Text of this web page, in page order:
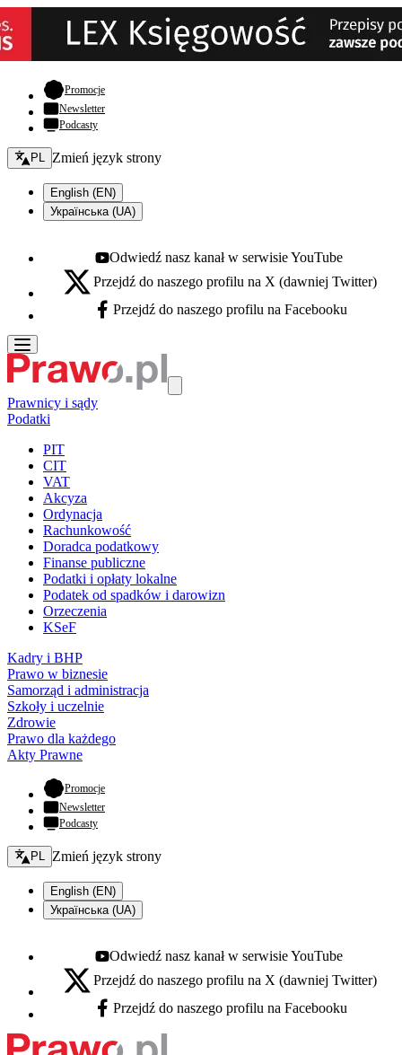
Promocje- otwiera się w nowej karcie
Newsletter
Podcasty
Zmień język - bieżący:
PL Zmień język strony
English (EN)
Українська (UA)
Youtube - otwiera się w nowej karcie
Odwiedź nasz kanał w serwisie YouTube
X - otwiera się w nowej karcie
Przejdź do naszego profilu na X (dawniej Twitter)
Facebook - otwiera się w nowej karcie
Przejdź do naszego profilu na Facebooku
Prawnicy i sądy
Podatki
PIT
CIT
VAT
Akcyza
Ordynacja
Rachunkowość
Doradca podatkowy
Finanse publiczne
Podatki i opłaty lokalne
Podatek od spadków i darowizn
Orzeczenia
KSeF
Kadry i BHP
Prawo w biznesie
Samorząd i administracja
Szkoły i uczelnie
Zdrowie
Prawo dla każdego
Akty Prawne
Promocje- otwiera się w nowej karcie
Newsletter
Podcasty
Zmień język - bieżący:
PL Zmień język strony
English (EN)
Українська (UA)
Youtube - otwiera się w nowej karcie
Odwiedź nasz kanał w serwisie YouTube
X - otwiera się w nowej karcie
Przejdź do naszego profilu na X (dawniej Twitter)
Facebook - otwiera się w nowej karcie
Przejdź do naszego profilu na Facebooku